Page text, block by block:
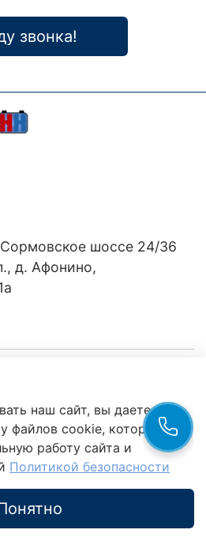
звонка!
шоссе 24/36
д. Афонино,
наш сайт, вы даете
файлов cookie, которые
работу сайта и
Политикой безопасности
Политика
обработки
данных